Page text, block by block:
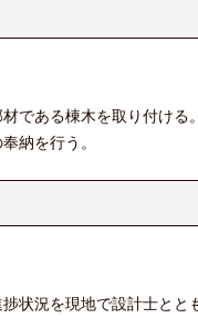
である棟木を取り付ける。
納を行う。
状況を現地で設計士とと